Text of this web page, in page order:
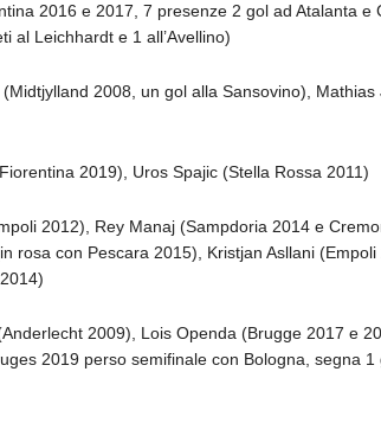
2016 e 2017, 7 presenze 2 gol ad Atalanta e
al Leichhardt e 1 all’Avellino)
2008, un gol alla Sansovino),
2019), Uros Spajic (Stella Rossa 2011)
2012), Rey Manaj (Sampdoria 2014 e
rosa con Pescara 2015), Kristjan Asllani
2009), Lois Openda (Brugge 2017 e
2019 perso semifinale con Bologna, segna